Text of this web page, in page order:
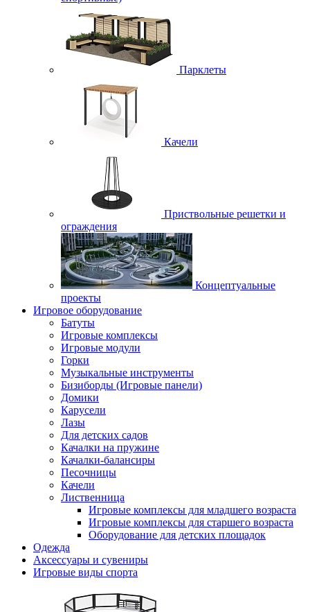
Парклеты
Качели
Приствольные решетки и
ограждения
Концептуальные
проекты
Игровое оборудование
Батуты
Игровые комплексы
Игровые модули
Горки
Музыкальные инструменты
Бизиборды (Игровые панели)
Домики
Карусели
Лазы
Для детских садов
Качалки на пружине
Качалки-балансиры
Песочницы
Качели
Лиственница
Игровые комплексы для младшего возраста
Игровые комплексы для старшего возраста
Оборудование для детских площадок
Одежда
Аксессуары и сувениры
Игровые виды спорта